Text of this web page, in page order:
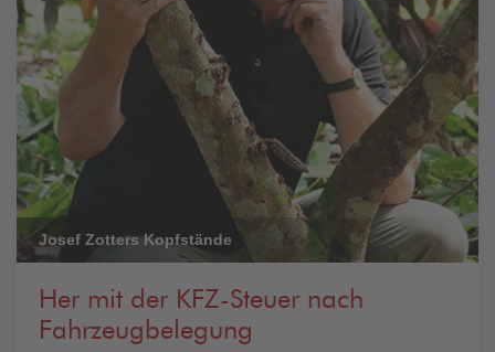
Josef Zotters Kopfstände
Her mit der KFZ-Steuer nach
Fahrzeugbelegung